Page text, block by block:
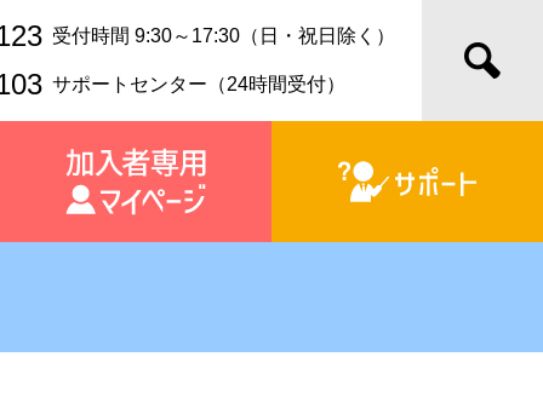
受付時間 9:30～17:30（日・祝日除く）
サポートセンター（24時間受付）